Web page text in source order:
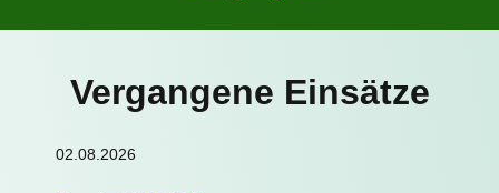
Vergangene Einsätze
02.08.2026